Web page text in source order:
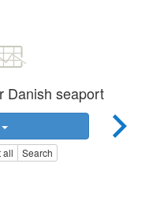
Danish seaport
all Search